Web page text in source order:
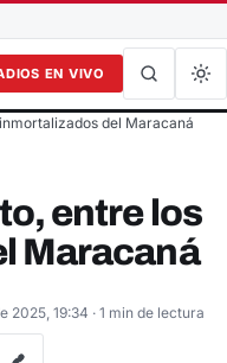
EN VIVO
del Maracaná
entre los
Maracaná
2025, 19:34 · 1 min de lectura